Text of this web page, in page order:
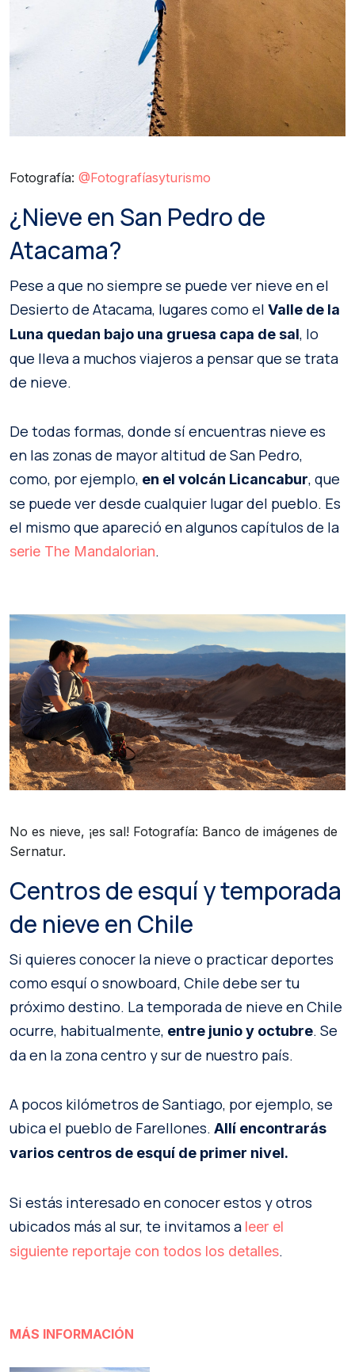
Fotografía: @Fotografíasyturismo
¿Nieve en San Pedro de
Atacama?
Pese a que no siempre se puede ver nieve en el
Desierto de Atacama, lugares como el Valle de la
Luna quedan bajo una gruesa capa de sal, lo
que lleva a muchos viajeros a pensar que se trata
de nieve.
De todas formas, donde sí encuentras nieve es
en las zonas de mayor altitud de San Pedro,
como, por ejemplo, en el volcán Licancabur, que
se puede ver desde cualquier lugar del pueblo. Es
el mismo que apareció en algunos capítulos de la
serie The Mandalorian.
No es nieve, ¡es sal! Fotografía: Banco de imágenes de
Sernatur.
Centros de esquí y temporada
de nieve en Chile
Si quieres conocer la nieve o practicar deportes
como esquí o snowboard, Chile debe ser tu
próximo destino. La temporada de nieve en Chile
ocurre, habitualmente, entre junio y octubre. Se
da en la zona centro y sur de nuestro país.
A pocos kilómetros de Santiago, por ejemplo, se
ubica el pueblo de Farellones. Allí encontrarás
varios centros de esquí de primer nivel.
Si estás interesado en conocer estos y otros
ubicados más al sur, te invitamos a leer el
siguiente reportaje con todos los detalles.
MÁS INFORMACIÓN